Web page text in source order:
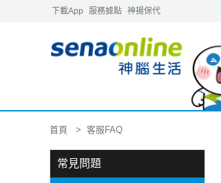
下載App 服務據點 神揚保代
首頁 客服FAQ
常見問題